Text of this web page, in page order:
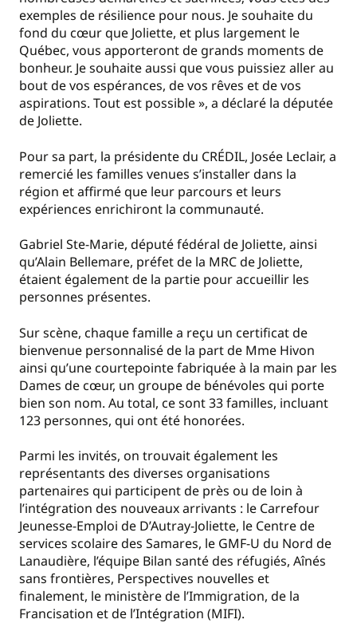
exemples de résilience pour nous. Je souhaite du
fond du cœur que Joliette, et plus largement le
Québec, vous apporteront de grands moments de
bonheur. Je souhaite aussi que vous puissiez aller au
bout de vos espérances, de vos rêves et de vos
aspirations. Tout est possible », a déclaré la députée
de Joliette.
Pour sa part, la présidente du CRÉDIL, Josée Leclair, a
remercié les familles venues s’installer dans la
région et affirmé que leur parcours et leurs
expériences enrichiront la communauté.
Gabriel Ste-Marie, député fédéral de Joliette, ainsi
qu’Alain Bellemare, préfet de la MRC de Joliette,
étaient également de la partie pour accueillir les
personnes présentes.
Sur scène, chaque famille a reçu un certificat de
bienvenue personnalisé de la part de Mme Hivon
ainsi qu’une courtepointe fabriquée à la main par les
Dames de cœur, un groupe de bénévoles qui porte
bien son nom. Au total, ce sont 33 familles, incluant
123 personnes, qui ont été honorées.
Parmi les invités, on trouvait également les
représentants des diverses organisations
partenaires qui participent de près ou de loin à
l’intégration des nouveaux arrivants : le Carrefour
Jeunesse-Emploi de D’Autray-Joliette, le Centre de
services scolaire des Samares, le GMF-U du Nord de
Lanaudière, l’équipe Bilan santé des réfugiés, Aînés
sans frontières, Perspectives nouvelles et
finalement, le ministère de l’Immigration, de la
Francisation et de l’Intégration (MIFI).